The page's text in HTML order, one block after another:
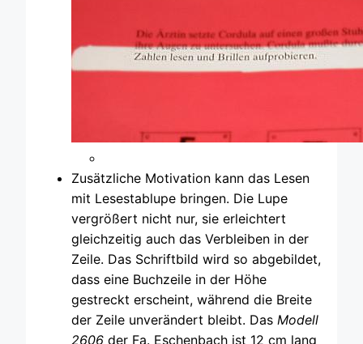
Zusätzliche Motivation kann das Lesen
mit Lesestablupe bringen. Die Lupe
vergrößert nicht nur, sie erleichtert
gleichzeitig auch das Verbleiben in der
Zeile. Das Schriftbild wird so abgebildet,
dass eine Buchzeile in der Höhe
gestreckt erscheint, während die Breite
der Zeile unverändert bleibt. Das Modell
2606 der Fa. Eschenbach ist 12 cm lang